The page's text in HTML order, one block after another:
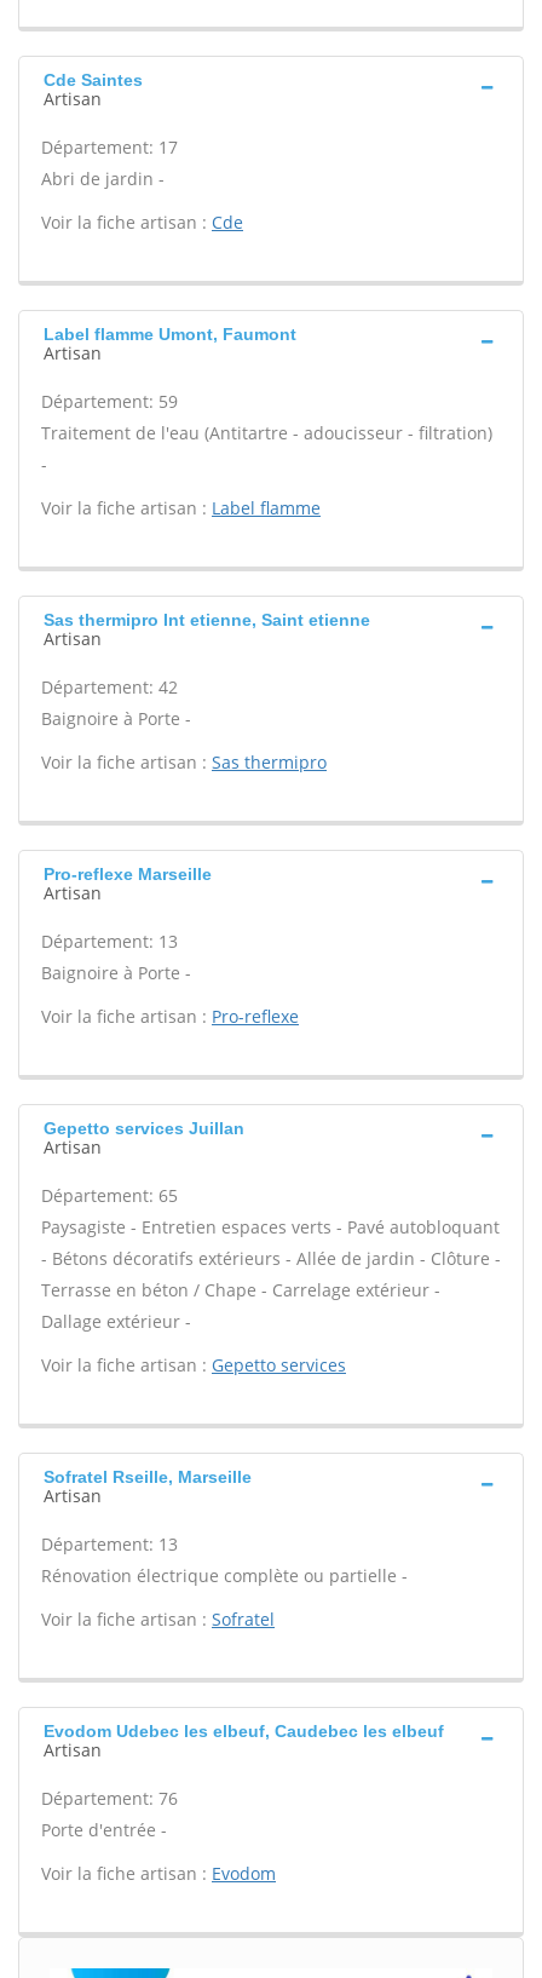
Cde Saintes
Artisan
Département: 17
Abri de jardin -
Voir la fiche artisan : Cde
Label flamme Umont, Faumont
Artisan
Département: 59
Traitement de l'eau (Antitartre - adoucisseur - filtration)
-
Voir la fiche artisan : Label flamme
Sas thermipro Int etienne, Saint etienne
Artisan
Département: 42
Baignoire à Porte -
Voir la fiche artisan : Sas thermipro
Pro-reflexe Marseille
Artisan
Département: 13
Baignoire à Porte -
Voir la fiche artisan : Pro-reflexe
Gepetto services Juillan
Artisan
Département: 65
Paysagiste - Entretien espaces verts - Pavé autobloquant
- Bétons décoratifs extérieurs - Allée de jardin - Clôture -
Terrasse en béton / Chape - Carrelage extérieur -
Dallage extérieur -
Voir la fiche artisan : Gepetto services
Sofratel Rseille, Marseille
Artisan
Département: 13
Rénovation électrique complète ou partielle -
Voir la fiche artisan : Sofratel
Evodom Udebec les elbeuf, Caudebec les elbeuf
Artisan
Département: 76
Porte d'entrée -
Voir la fiche artisan : Evodom